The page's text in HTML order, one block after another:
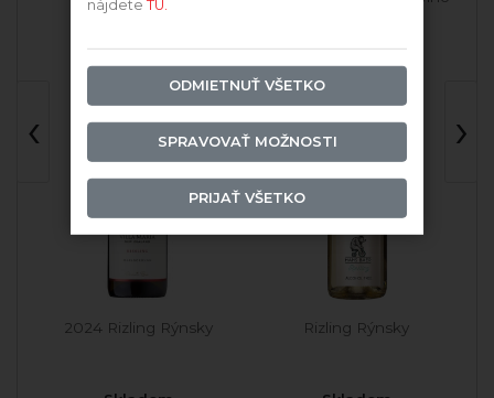
2024 Rizling Rýnsky Rizling Rýnsky
‹ ›
nájdeteTU.
ODMIETNUŤ VŠETKO
SPRAVOVAŤ MOŽNOSTI
PRIJAŤ VŠETKO